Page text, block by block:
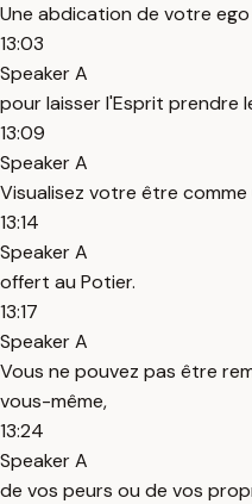
Une abdication de votre
13:03
Speaker A
pour laisser l'Esprit prendre
13:09
Speaker A
Visualisez votre être comme
13:14
Speaker A
offert au Potier.
13:17
Speaker A
Vous ne pouvez pas être
vous-même,
13:24
Speaker A
de vos peurs ou de vos